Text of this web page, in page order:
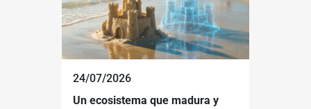
24/07/2026
Un ecosistema que madura y